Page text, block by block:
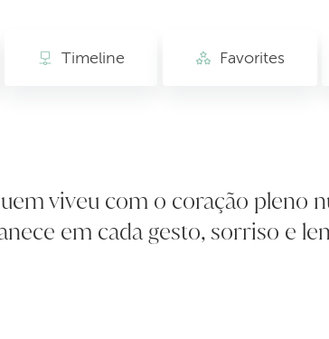
Timeline Favorites
viveu com o coração pleno
em cada gesto, sorriso e